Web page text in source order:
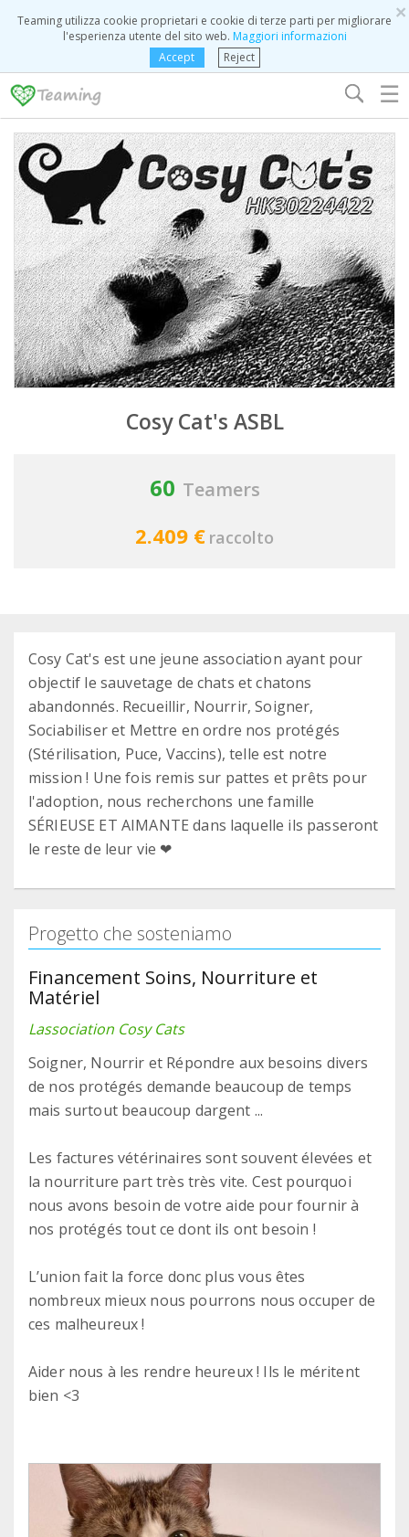
×
Teaming utilizza cookie proprietari e cookie di terze parti per migliorare
l'esperienza utente del sito web. Maggiori informazioni
Accept
Reject
☰
Cosy Cat's ASBL
60 Teamers
2.409 € raccolto
Cosy Cat's est une jeune association ayant pour
objectif le sauvetage de chats et chatons
abandonnés. Recueillir, Nourrir, Soigner,
Sociabiliser et Mettre en ordre nos protégés
(Stérilisation, Puce, Vaccins), telle est notre
mission ! Une fois remis sur pattes et prêts pour
l'adoption, nous recherchons une famille
SÉRIEUSE ET AIMANTE dans laquelle ils passeront
le reste de leur vie ❤
Progetto che sosteniamo
Financement Soins, Nourriture et
Matériel
Lassociation Cosy Cats
Soigner, Nourrir et Répondre aux besoins divers
de nos protégés demande beaucoup de temps
mais surtout beaucoup dargent ...
Les factures vétérinaires sont souvent élevées et
la nourriture part très très vite. Cest pourquoi
nous avons besoin de votre aide pour fournir à
nos protégés tout ce dont ils ont besoin !
L’union fait la force donc plus vous êtes
nombreux mieux nous pourrons nous occuper de
ces malheureux !
Aider nous à les rendre heureux ! Ils le méritent
bien <3